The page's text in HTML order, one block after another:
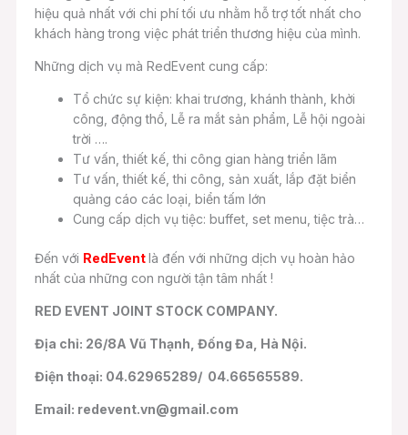
hiệu quả nhất với chi phí tối ưu nhằm hỗ trợ tốt nhất cho
khách hàng trong việc phát triển thương hiệu của mình.
Những dịch vụ mà RedEvent cung cấp:
Tổ chức sự kiện: khai trương, khánh thành, khởi
công, động thổ, Lễ ra mắt sản phẩm, Lễ hội ngoài
trời ….
Tư vấn, thiết kế, thi công gian hàng triển lãm
Tư vấn, thiết kế, thi công, sản xuất, lắp đặt biển
quảng cáo các loại, biển tấm lớn
Cung cấp dịch vụ tiệc: buffet, set menu, tiệc trà…
Đến với RedEvent là đến với những dịch vụ hoàn hảo
nhất của những con người tận tâm nhất !
RED EVENT JOINT STOCK COMPANY.
Địa chỉ: 26/8A Vũ Thạnh, Đống Đa, Hà Nội.
Điện thoại: 04.62965289/ 04.66565589.
Email: redevent.vn@gmail.com